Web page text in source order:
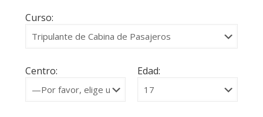
Curso:
Centro: Edad: